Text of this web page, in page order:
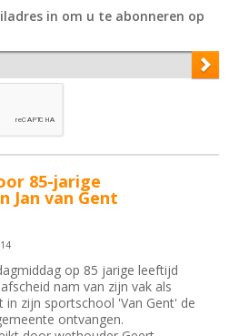
in om u te abonneren op
85-jarige
Jan van Gent
op 85 jarige leeftijd
nam van zijn vak als
zijn sportschool 'Van Gent' de
ontvangen.